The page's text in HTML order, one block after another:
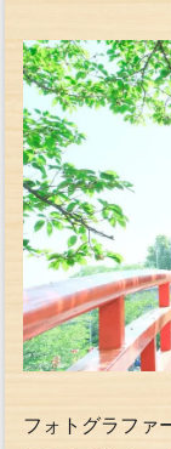
フォトグラファ